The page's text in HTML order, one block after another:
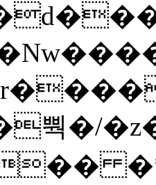
뿩�/